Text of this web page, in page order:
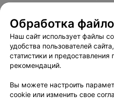
Пользовательское
Вакансии
Написать
Обработка
Обработка
Наш сайт использует файлы
удобства пользователей
статистики и
рекомендаций.
Вы можете настроить
cookie или изменить свое